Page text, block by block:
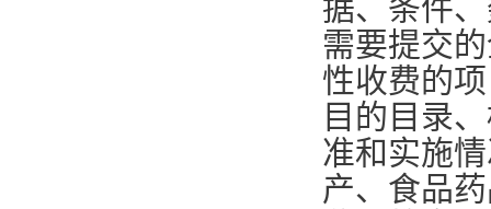
据、条件
需要提交
性收费的
目的目录
准和实施
产、食品